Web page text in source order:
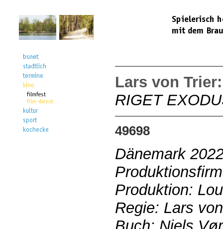
Lars von
RIGET
49698
Dänemark
Produktion:
Regie: Lars
Buch: Niels